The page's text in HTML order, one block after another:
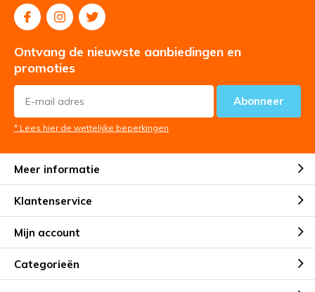
Ontvang de nieuwste aanbiedingen en
promoties
Abonneer
* Lees hier de wettelijke beperkingen
Meer informatie
Klantenservice
Mijn account
Categorieën